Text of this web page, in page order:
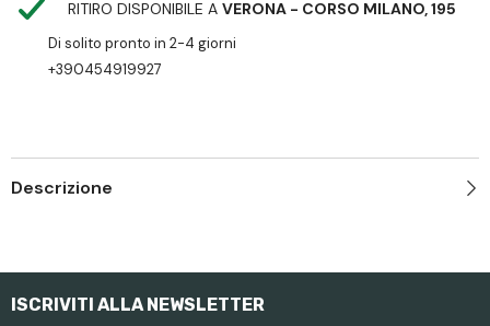
RITIRO DISPONIBILE A VERONA - CORSO MILANO, 195
Di solito pronto in 2-4 giorni
+390454919927
Descrizione
ISCRIVITI ALLA NEWSLETTER